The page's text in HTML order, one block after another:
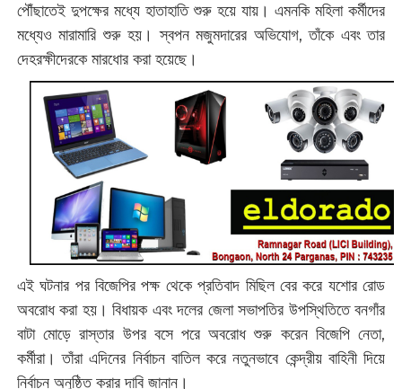
পৌঁছাতেই দুপক্ষের মধ্যে হাতাহাতি শুরু হয়ে যায়। এমনকি মহিলা কর্মীদের
মধ্যেও মারামারি শুরু হয়। স্বপন মজুমদারের অভিযোগ, তাঁকে এবং তার
দেহরক্ষীদেরকে মারধোর করা হয়েছে।
এই ঘটনার পর বিজেপির পক্ষ থেকে প্রতিবাদ মিছিল বের করে যশোর রোড
অবরোধ করা হয়। বিধায়ক এবং দলের জেলা সভাপতির উপস্থিতিতে বনগাঁর
বাটা মোড়ে রাস্তার উপর বসে পরে অবরোধ শুরু করেন বিজেপি নেতা,
কর্মীরা। তাঁরা এদিনের নির্বাচন বাতিল করে নতুনভাবে কেন্দ্রীয় বাহিনী দিয়ে
নির্বাচন অনুষ্ঠিত করার দাবি জানান।